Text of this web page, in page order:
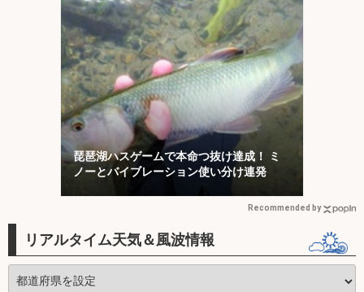
琵琶湖ハスゲームで本命つ抜け達成！ ミ
ノーとバイブレーション使い分け連発
Recommended by
リアルタイム天気＆風波情報